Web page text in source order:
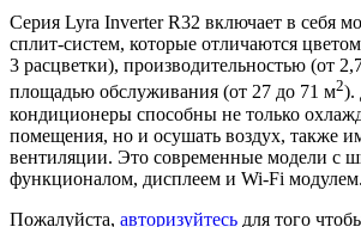
Серия Lyra Inverter R32 включает в себя
сплит-систем, которые отличаются
3 расцветки), производительностью (от
площадью обслуживания (от 27 до 71 м2).
кондиционеры способны не только
помещения, но и осушать воздух, также
вентиляции. Это современные модели с
функционалом, дисплеем и Wi-Fi модулем.
Пожалуйста, авторизуйтесь для того